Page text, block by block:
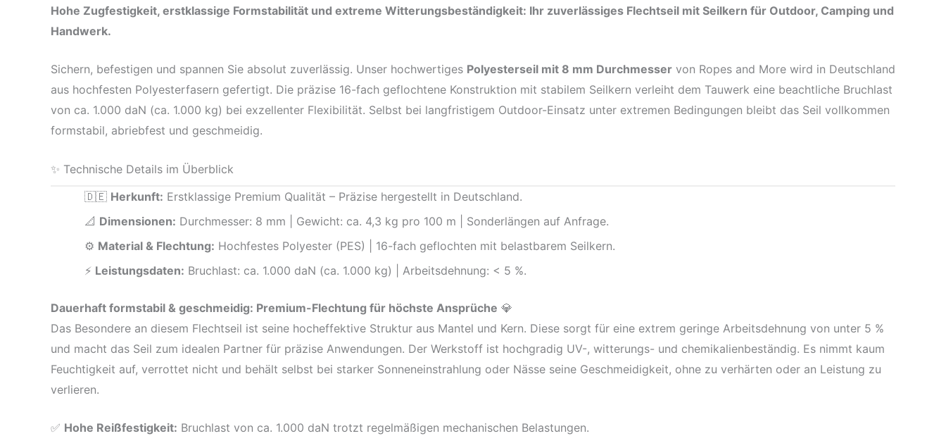
Hohe Zugfestigkeit, erstklassige Formstabilität und extreme Witterungsbeständigkeit: Ihr zuverlässiges Flechtseil mit Seilkern für Outdoor, Camping und
Handwerk.
Sichern, befestigen und spannen Sie absolut zuverlässig. Unser hochwertiges Polyesterseil mit 8 mm Durchmesser von Ropes and More wird in Deutschland
aus hochfesten Polyesterfasern gefertigt. Die präzise 16-fach geflochtene Konstruktion mit stabilem Seilkern verleiht dem Tauwerk eine beachtliche Bruchlast
von ca. 1.000 daN (ca. 1.000 kg) bei exzellenter Flexibilität. Selbst bei langfristigem Outdoor-Einsatz unter extremen Bedingungen bleibt das Seil vollkommen
formstabil, abriebfest und geschmeidig.
✨ Technische Details im Überblick
🇩🇪 Herkunft: Erstklassige Premium Qualität – Präzise hergestellt in Deutschland.
📐 Dimensionen: Durchmesser: 8 mm | Gewicht: ca. 4,3 kg pro 100 m | Sonderlängen auf Anfrage.
⚙️ Material & Flechtung: Hochfestes Polyester (PES) | 16-fach geflochten mit belastbarem Seilkern.
⚡ Leistungsdaten: Bruchlast: ca. 1.000 daN (ca. 1.000 kg) | Arbeitsdehnung: < 5 %.
Dauerhaft formstabil & geschmeidig: Premium-Flechtung für höchste Ansprüche 💎
Das Besondere an diesem Flechtseil ist seine hocheffektive Struktur aus Mantel und Kern. Diese sorgt für eine extrem geringe Arbeitsdehnung von unter 5 %
und macht das Seil zum idealen Partner für präzise Anwendungen. Der Werkstoff ist hochgradig UV-, witterungs- und chemikalienbeständig. Es nimmt kaum
Feuchtigkeit auf, verrottet nicht und behält selbst bei starker Sonneneinstrahlung oder Nässe seine Geschmeidigkeit, ohne zu verhärten oder an Leistung zu
verlieren.
✅ Hohe Reißfestigkeit: Bruchlast von ca. 1.000 daN trotzt regelmäßigen mechanischen Belastungen.